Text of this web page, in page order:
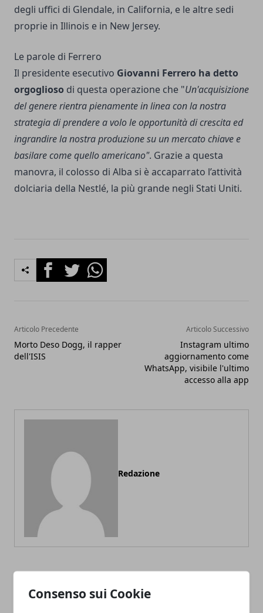
Consenso sui Cookie
degli uffici di Glendale, in California, e le altre sedi
proprie in Illinois e in New Jersey.
Le parole di Ferrero
Il presidente esecutivo Giovanni Ferrero ha detto
orgoglioso di questa operazione che "Un'acquisizione
del genere rientra pienamente in linea con la nostra
strategia di prendere a volo le opportunità di crescita ed
ingrandire la nostra produzione su un mercato chiave e
basilare come quello americano". Grazie a questa
manovra, il colosso di Alba si è accaparrato l’attività
dolciaria della Nestlé, la più grande negli Stati Uniti.
FacebookTwitterWhatsapp
Articolo Precedente
Morto Deso Dogg, il rapper
dell'ISIS
Articolo Successivo
Instagram ultimo
aggiornamento come
WhatsApp, visibile l'ultimo
accesso alla app
Redazione